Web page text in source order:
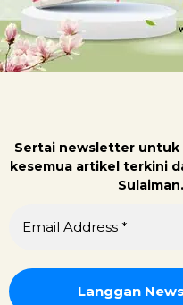
Sertai newsletter untuk
kesemua artikel terkini
Sulaiman.